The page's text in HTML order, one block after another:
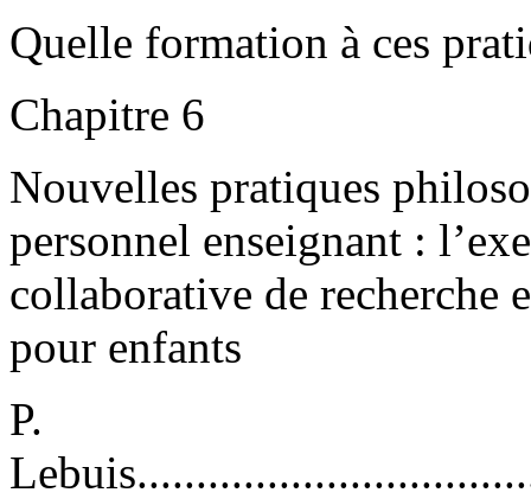
Quelle formation à ces
Chapitre 6
Nouvelles pratiques
personnel enseignant :
collaborative de recherche
pour enfants
P.